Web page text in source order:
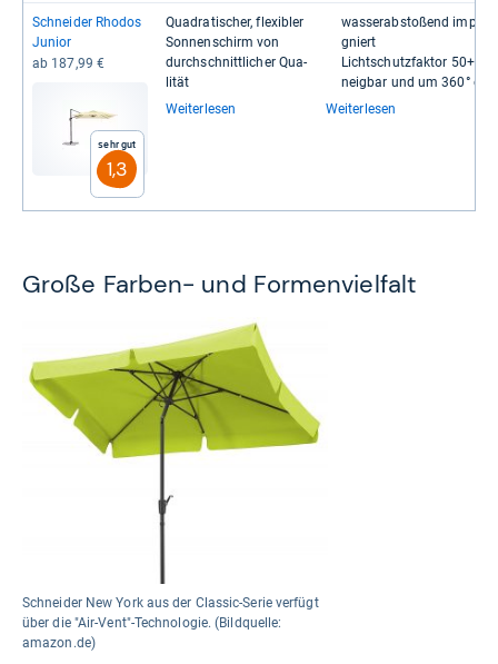
Schnei­der Rho­dos
Junior
ab 187,99 €
Sehr gut
1,3
Qua­dra­ti­scher, fle­xibler
Son­nen­schirm von
durch­schnitt­li­cher Qua­
li­tät
Weiterlesen
was­ser­ab­sto­ßend imprä­
gniert
Licht­schutz­fak­tor 50+
neig­bar und um 360°
Weiterlesen
Große Farben- und Formenvielfalt
Schneider New York aus der Classic-Serie verfügt
über die "Air-Vent"-Technologie. (Bildquelle:
amazon.de)